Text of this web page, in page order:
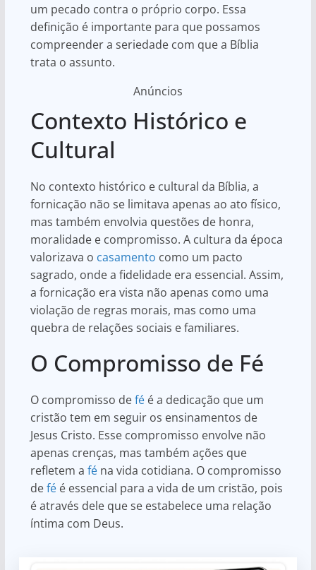
um pecado contra o próprio corpo. Essa
definição é importante para que possamos
compreender a seriedade com que a Bíblia
trata o assunto.
Anúncios
Contexto Histórico e
Cultural
No contexto histórico e cultural da Bíblia, a
fornicação não se limitava apenas ao ato físico,
mas também envolvia questões de honra,
moralidade e compromisso. A cultura da época
valorizava o casamento como um pacto
sagrado, onde a fidelidade era essencial. Assim,
a fornicação era vista não apenas como uma
violação de regras morais, mas como uma
quebra de relações sociais e familiares.
O Compromisso de Fé
O compromisso deféé a dedicação que um
cristão tem em seguir os ensinamentos de
Jesus Cristo. Esse compromisso envolve não
apenas crenças, mas também ações que
refletem a féna vida cotidiana. O compromisso
deféé essencial para a vida de um cristão, pois
é através dele que se estabelece uma relação
íntima com Deus.